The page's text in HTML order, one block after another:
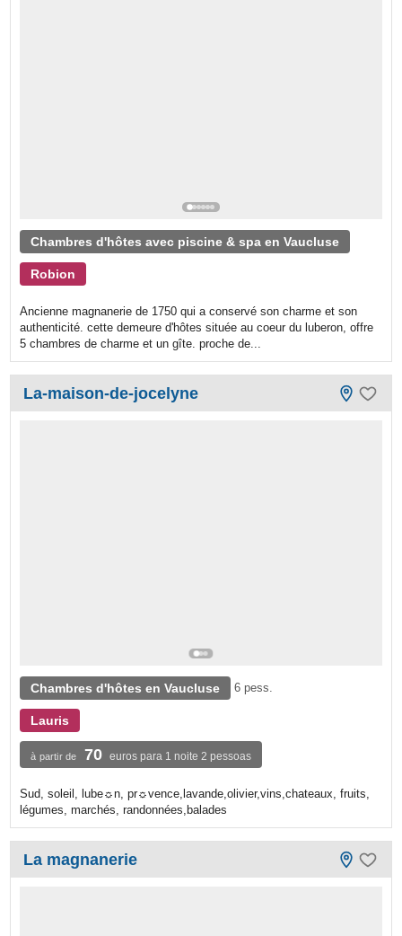
Chambres d'hôtes avec piscine & spa en Vaucluse
Robion
Ancienne magnanerie de 1750 qui a conservé son charme et son
authenticité. cette demeure d'hôtes située au coeur du luberon, offre
5 chambres de charme et un gîte. proche de...
La-maison-de-jocelyne
Chambres d'hôtes en Vaucluse 6 pess.
Lauris
à partir de 70 euros para 1 noite 2 pessoas
Sud, soleil, lube☼n, pr☼vence,lavande,olivier,vins,chateaux, fruits,
légumes, marchés, randonnées,balades
La magnanerie